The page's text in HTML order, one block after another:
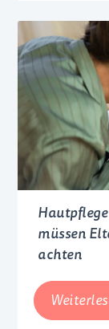
müssen
achten